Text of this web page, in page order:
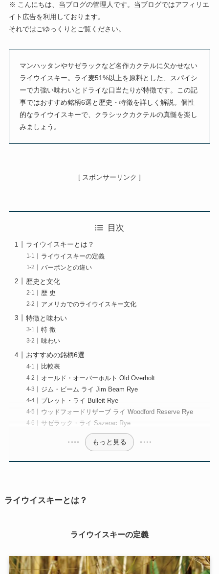
※ こんにちは、当ブログの管理人です。当ブログではアフィリエ
イト広告を利用しております。
それではごゆっくりとご覧ください。
マンハッタンやサゼラックなど名作カクテルに欠かせない
ライウイスキー。ライ麦51%以上を原料とした、スパイシ
ーで力強い味わいとドライな口当たりが特徴です。この記
事ではおすすめ銘柄6選と歴史・特徴を詳しく解説。個性
的なライウイスキーで、クラシックカクテルの真髄を楽し
みましょう。
[ スポンサーリンク ]
目次
ライウイスキーとは？
ライウイスキーの定義
バーボンとの違い
歴史と文化
歴 史
アメリカでのライウイスキー文化
特徴と味わい
特 徴
味わい
おすすめの銘柄6選
比較表
オールド・オーバーホルト Old Overholt
ジム・ビーム ライ Jim Beam Rye
ブレット・ライ Bulleit Rye
ウッドフォードリザーブ ライ Woodford Reserve Rye
サゼラック・ライ Sazerac Rye
もっと見る
ライウイスキーとは？
ライウイスキーの定義